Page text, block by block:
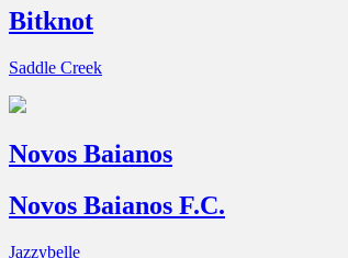
Bitknot
Saddle Creek
Novos Baianos
Novos Baianos F.C.
Jazzybelle